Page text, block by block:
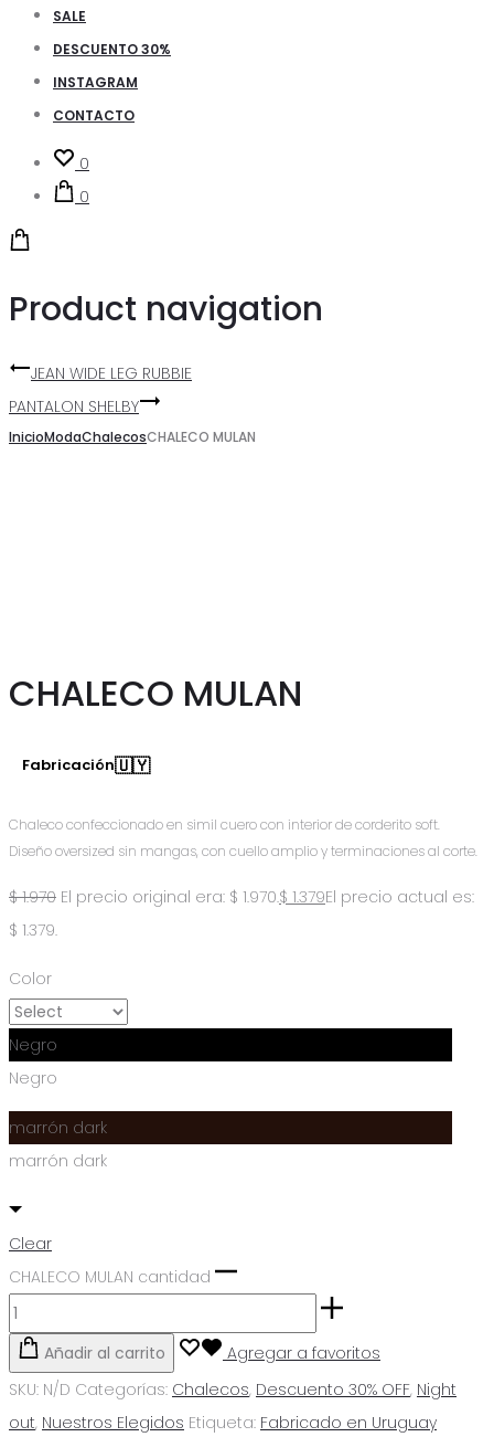
SALE
DESCUENTO 30%
INSTAGRAM
CONTACTO
0
0
Product navigation
JEAN WIDE LEG RUBBIE
PANTALON SHELBY
InicioModaChalecosCHALECO MULAN
CHALECO MULAN
Fabricación🇺🇾
Chaleco confeccionado en simil cuero con interior de corderito soft.
Diseño oversized sin mangas, con cuello amplio y terminaciones al corte.
$1.970 El precio original era: $ 1.970.$ 1.379El precio actual es:
$ 1.379.
Color
Negro
Negro
marrón dark
marrón dark
Clear
CHALECO MULAN cantidad
Añadir al carrito
Agregar a favoritos
SKU: N/D Categorías: Chalecos, Descuento 30% OFF, Night
out, Nuestros Elegidos Etiqueta: Fabricado en Uruguay